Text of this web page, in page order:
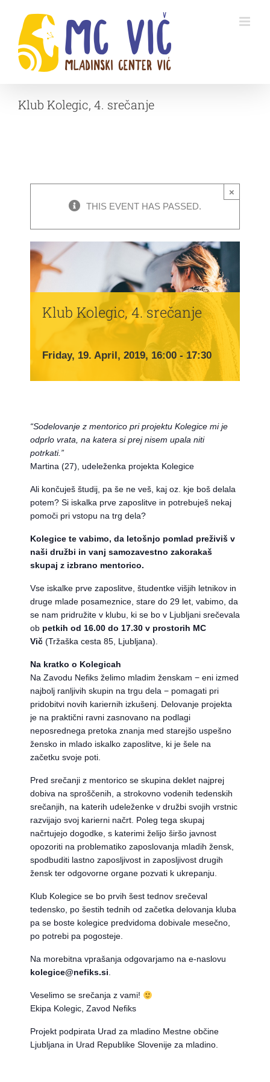
content
Klub Kolegic, 4. srečanje
×
THIS EVENT HAS PASSED.
Klub Kolegic, 4. srečanje
Friday, 19. April, 2019, 16:00 - 17:30
“Sodelovanje z mentorico pri projektu Kolegice mi je
odprlo vrata, na katera si prej nisem upala niti
potrkati.”
Martina (27), udeleženka projekta Kolegice
Ali končuješ študij, pa še ne veš, kaj oz. kje boš delala
potem? Si iskalka prve zaposlitve in potrebuješ nekaj
pomoči pri vstopu na trg dela?
Kolegice te vabimo, da letošnjo pomlad preživiš v
naši družbi in vanj samozavestno zakorakaš
skupaj z izbrano mentorico.
Vse iskalke prve zaposlitve, študentke višjih letnikov in
druge mlade posameznice, stare do 29 let, vabimo, da
se nam pridružite v klubu, ki se bo v Ljubljani srečevala
ob petkih od 16.00 do 17.30 v prostorih MC
Vič (Tržaška cesta 85, Ljubljana).
Na kratko o Kolegicah
Na Zavodu Nefiks želimo mladim ženskam − eni izmed
najbolj ranljivih skupin na trgu dela − pomagati pri
pridobitvi novih kariernih izkušenj. Delovanje projekta
je na praktični ravni zasnovano na podlagi
neposrednega pretoka znanja med starejšo uspešno
žensko in mlado iskalko zaposlitve, ki je šele na
začetku svoje poti.
Pred srečanji z mentorico se skupina deklet najprej
dobiva na sproščenih, a strokovno vodenih tedenskih
srečanjih, na katerih udeleženke v družbi svojih vrstnic
razvijajo svoj karierni načrt. Poleg tega skupaj
načrtujejo dogodke, s katerimi želijo širšo javnost
opozoriti na problematiko zaposlovanja mladih žensk,
spodbuditi lastno zaposljivost in zaposljivost drugih
žensk ter odgovorne organe pozvati k ukrepanju.
Klub Kolegice se bo prvih šest tednov srečeval
tedensko, po šestih tednih od začetka delovanja kluba
pa se boste kolegice predvidoma dobivale mesečno,
po potrebi pa pogosteje.
Na morebitna vprašanja odgovarjamo na e-naslovu
kolegice@nefiks.si.
Veselimo se srečanja z vami!
Ekipa Kolegic, Zavod Nefiks
Projekt podpirata Urad za mladino Mestne občine
Ljubljana in Urad Republike Slovenije za mladino.